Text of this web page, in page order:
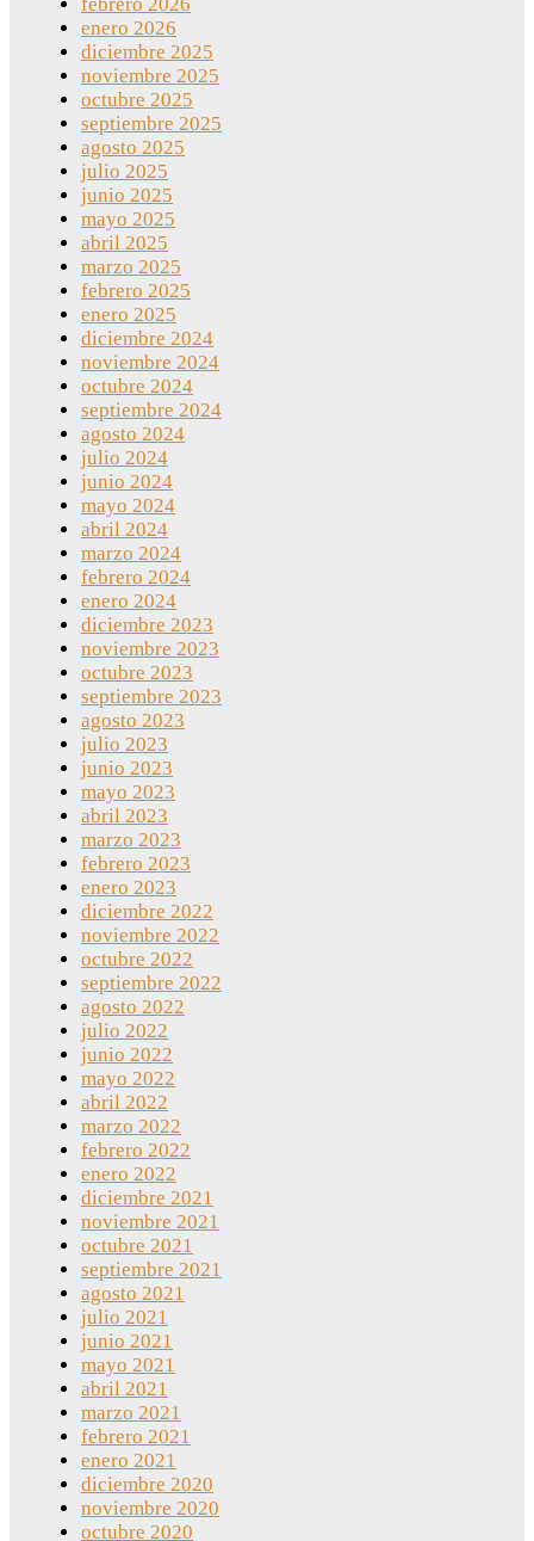
enero 2026
diciembre 2025
noviembre 2025
octubre 2025
septiembre 2025
agosto 2025
julio 2025
junio 2025
mayo 2025
abril 2025
marzo 2025
febrero 2025
enero 2025
diciembre 2024
noviembre 2024
octubre 2024
septiembre 2024
agosto 2024
julio 2024
junio 2024
mayo 2024
abril 2024
marzo 2024
febrero 2024
enero 2024
diciembre 2023
noviembre 2023
octubre 2023
septiembre 2023
agosto 2023
julio 2023
junio 2023
mayo 2023
abril 2023
marzo 2023
febrero 2023
enero 2023
diciembre 2022
noviembre 2022
octubre 2022
septiembre 2022
agosto 2022
julio 2022
junio 2022
mayo 2022
abril 2022
marzo 2022
febrero 2022
enero 2022
diciembre 2021
noviembre 2021
octubre 2021
septiembre 2021
agosto 2021
julio 2021
junio 2021
mayo 2021
abril 2021
marzo 2021
febrero 2021
enero 2021
diciembre 2020
noviembre 2020
octubre 2020